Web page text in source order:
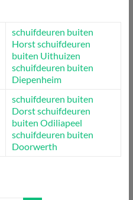
schuifdeuren buiten
Horstschuifdeuren
buiten Uithuizen
schuifdeuren buiten
Diepenheim
schuifdeuren buiten
Dorstschuifdeuren
buiten Odiliapeel
schuifdeuren buiten
Doorwerth